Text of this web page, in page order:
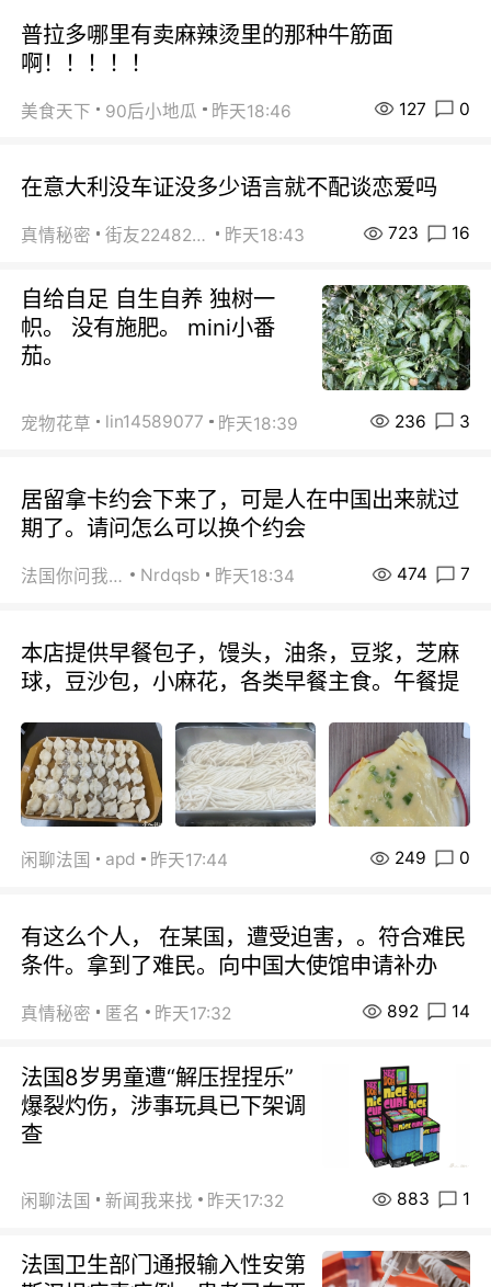
普拉多哪里有卖麻辣烫里的那种牛筋面
啊！！！！！
美食天下 90后小地瓜 昨天18:46 127 0
在意大利没车证没多少语言就不配谈恋爱吗
真情秘密 街友22482465 昨天18:43 723 16
自给自足 自生自养 独树一
帜。 没有施肥。 mini小番
茄。
宠物花草 lin14589077 昨天18:39 236 3
居留拿卡约会下来了，可是人在中国出来就过
期了。请问怎么可以换个约会
法国你问我答 Nrdqsb 昨天18:34 474 7
本店提供早餐包子，馒头，油条，豆浆，芝麻
球，豆沙包，小麻花，各类早餐主食。午餐提
闲聊法国 apd 昨天17:44 249 0
有这么个人， 在某国，遭受迫害，。符合难民
条件。拿到了难民。向中国大使馆申请补办
真情秘密 匿名 昨天17:32 892 14
法国8岁男童遭“解压捏捏乐”
爆裂灼伤，涉事玩具已下架调
查
闲聊法国 新闻我来找 昨天17:32 883 1
法国卫生部门通报输入性安第